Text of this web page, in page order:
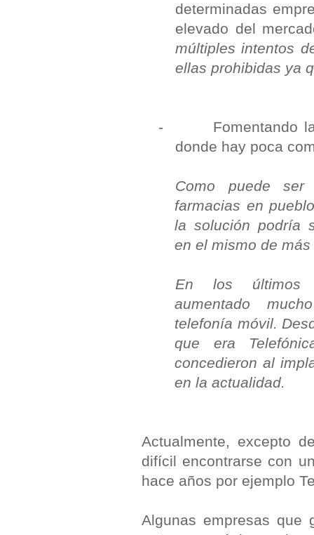
determinadas
elevado del
múltiples intentos
ellas prohibidas ya
-
Fomentando
donde hay poca
Como puede
farmacias en
la solución podría
en el mismo de
En los últimos
aumentado
telefonía móvil.
que era
concedieron al
en la actualidad.
Actualmente, excepto
difícil encontrarse con
hace años por ejemplo
Algunas empresas que